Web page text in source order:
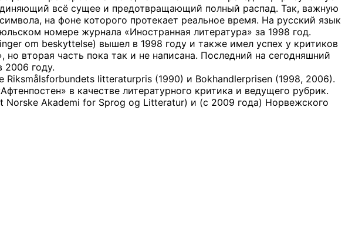
всё сущее и предотвращающий полный распад. Так, важную
на фоне которого протекает реальное время. На русский язык
номере журнала «Иностранная литература» за 1998 год.
om beskyttelse) вышел в 1998 году и также имел успех у критиков
но вторая часть пока так и не написана. Последний на сегодняшний
2006 году.
litteraturpris (1990) и Bokhandlerprisen (1998, 2006).
в качестве литературного критика и ведущего рубрик.
Akademi for Sprog og Litteratur) и (с 2009 года) Норвежского